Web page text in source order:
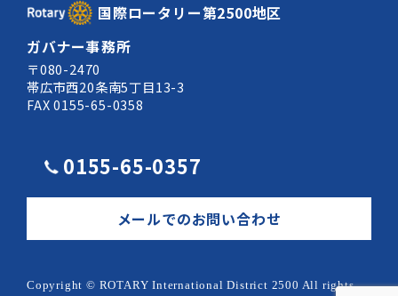
国際ロータリー第2500地区
ガバナー事務所
〒080-2470
帯広市西20条南5丁目13-3
FAX 0155-65-0358
0155-65-0357
メールでのお問い合わせ
Copyright © ROTARY International District 2500 All rights